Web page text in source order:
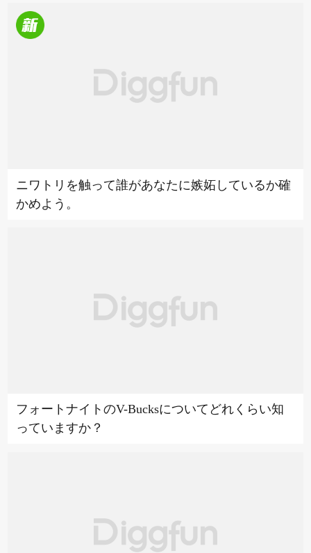
ニワトリを触って誰があなたに嫉妬しているか確
かめよう。
フォートナイトのV-Bucksについてどれくらい知
っていますか？